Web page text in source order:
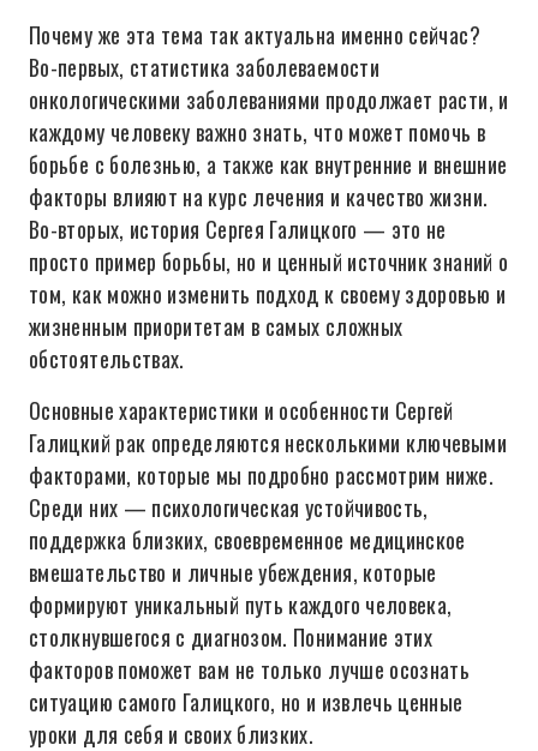
Почему же эта тема так актуальна именно сейчас?
Во-первых, статистика заболеваемости
онкологическими заболеваниями продолжает расти, и
каждому человеку важно знать, что может помочь в
борьбе с болезнью, а также как внутренние и внешние
факторы влияют на курс лечения и качество жизни.
Во-вторых, история Сергея Галицкого — это не
просто пример борьбы, но и ценный источник знаний о
том, как можно изменить подход к своему здоровью и
жизненным приоритетам в самых сложных
обстоятельствах.
Основные характеристики и особенности Сергей
Галицкий рак определяются несколькими ключевыми
факторами, которые мы подробно рассмотрим ниже.
Среди них — психологическая устойчивость,
поддержка близких, своевременное медицинское
вмешательство и личные убеждения, которые
формируют уникальный путь каждого человека,
столкнувшегося с диагнозом. Понимание этих
факторов поможет вам не только лучше осознать
ситуацию самого Галицкого, но и извлечь ценные
уроки для себя и своих близких.